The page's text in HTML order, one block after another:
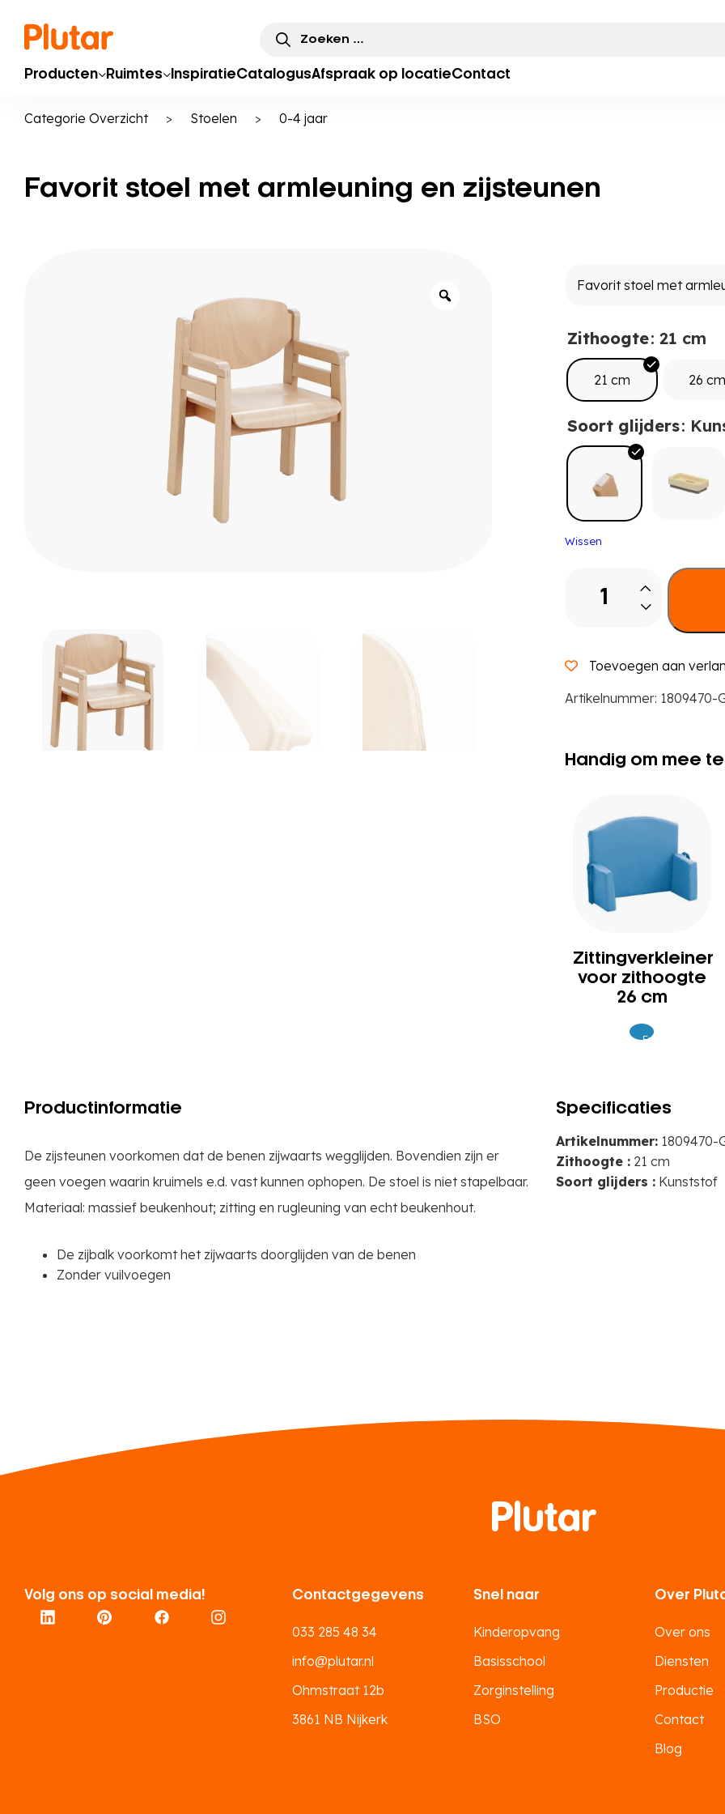
Zoeken
naar:
Producten Ruimtes InspiratieCatalogusAfspraak op locatieContact
Categorie Overzicht > Stoelen > 0-4 jaar
Favorit stoel met armleuning en zijsteunen
Zithoogte: 21 cm
21 cm 26 cm
Soort glijders:
Wissen
en
aantal
Toevoegen aan
Artikelnummer: 1809470-
Handig om mee
Zittingverkleiner
voor zithoogte
26 cm
99
Excl.
Productinformatie
De zijsteunen voorkomen dat de benen zijwaarts wegglijden. Bovendien zijn er
geen voegen waarin kruimels e.d. vast kunnen ophopen. De stoel is niet stapelbaar.
Materiaal: massief beukenhout; zitting en rugleuning van echt beukenhout.
De zijbalk voorkomt het zijwaarts doorglijden van de benen
Zonder vuilvoegen
Specificaties
Artikelnummer: 1809470-
Zithoogte : 21 cm
Soort glijders : Kunststof
Volg ons op social media! Contactgegevens
033 285 48 34
info@plutar.nl
Ohmstraat 12b
3861 NB Nijkerk
Snel naar
Kinderopvang
Basisschool
Zorginstelling
BSO
Over
Over ons
Diensten
Productie
Contact
Blog